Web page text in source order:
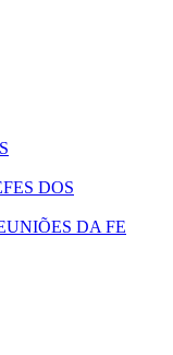
DOS
DA FE